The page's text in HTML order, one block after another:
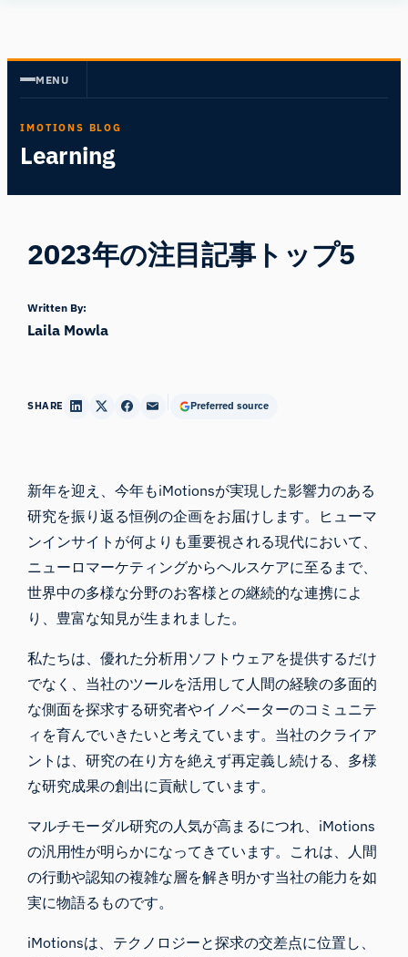
を
ス
ッ
MENU
IMOTIONS BLOG
Learning
2023年の注目記事トップ5
Written By:
Laila Mowla
SHARE Preferred source
新年を迎え、今年もiMotionsが実現した影響力のある
研究を振り返る恒例の企画をお届けします。ヒューマ
ンインサイトが何よりも重要視される現代において、
ニューロマーケティングからヘルスケアに至るまで、
世界中の多様な分野のお客様との継続的な連携によ
り、豊富な知見が生まれました。
私たちは、優れた分析用ソフトウェアを提供するだけ
でなく、当社のツールを活用して人間の経験の多面的
な側面を探求する研究者やイノベーターのコミュニテ
ィを育んでいきたいと考えています。当社のクライア
ントは、研究の在り方を絶えず再定義し続ける、多様
な研究成果の創出に貢献しています。
マルチモーダル研究の人気が高まるにつれ、iMotions
の汎用性が明らかになってきています。これは、人間
の行動や認知の複雑な層を解き明かす当社の能力を如
実に物語るものです。
iMotionsは、テクノロジーと探求の交差点に位置し、